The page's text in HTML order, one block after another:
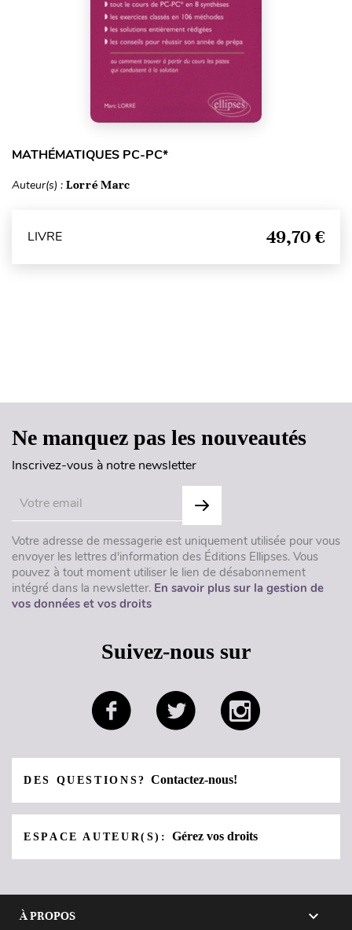
MATHÉMATIQUES PC-PC*
Auteur(s) : Lorré Marc
LIVRE 49,70 €
Ne manquez pas les nouveautés
Inscrivez-vous à notre newsletter
Votre adresse de messagerie est uniquement utilisée pour vous
envoyer les lettres d'information des Éditions Ellipses. Vous
pouvez à tout moment utiliser le lien de désabonnement
intégré dans la newsletter. En savoir plus sur la gestion de
vos données et vos droits
Suivez-nous sur
DES QUESTIONS?Contactez-nous!
ESPACE AUTEUR(S):Gérez vos droits
À PROPOS 